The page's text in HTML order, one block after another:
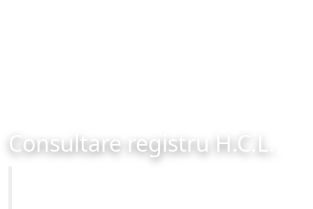
Consultare registru H.C.L.